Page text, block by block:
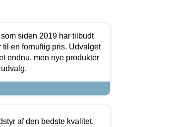
siden 2019 har tilbudt
en fornuftig pris. Udvalget
endnu, men nye produkter
af den bedste kvalitet.